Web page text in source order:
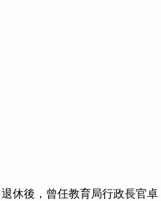
休後，曾任教育局行政長官卓